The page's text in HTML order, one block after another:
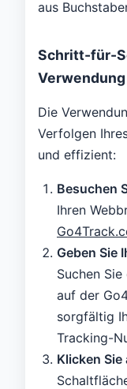
aus
Schritt-für-
Die
Verfolgen
und effizient:
Besuchen
Ihren
Geben Sie
Suchen
auf der
sorgfältig
Tracking-
Klicken Sie